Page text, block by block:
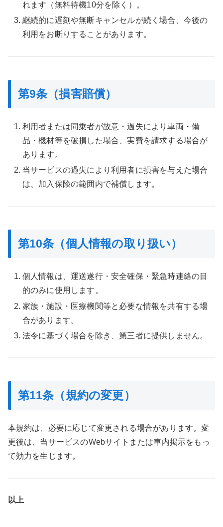
れます（無料待機10分を除く）。
継続的に遅刻や無断キャンセルが続く場合、今後の
利用をお断りすることがあります。
第9条（損害賠償）
利用者または同乗者が故意・過失により車両・備
品・機材等を破損した場合、実費を請求する場合が
あります。
当サービスの過失により利用者に損害を与えた場合
は、加入保険の範囲内で補償します。
第10条（個人情報の取り扱い）
個人情報は、運送遂行・安全確保・緊急時連絡の目
的のみに使用します。
家族・施設・医療機関等と必要な情報を共有する場
合があります。
法令に基づく場合を除き、第三者に提供しません。
第11条（規約の変更）
本規約は、必要に応じて変更される場合があります。変
更後は、当サービスのWebサイトまたは車内掲示をもっ
て効力を生じます。
以上